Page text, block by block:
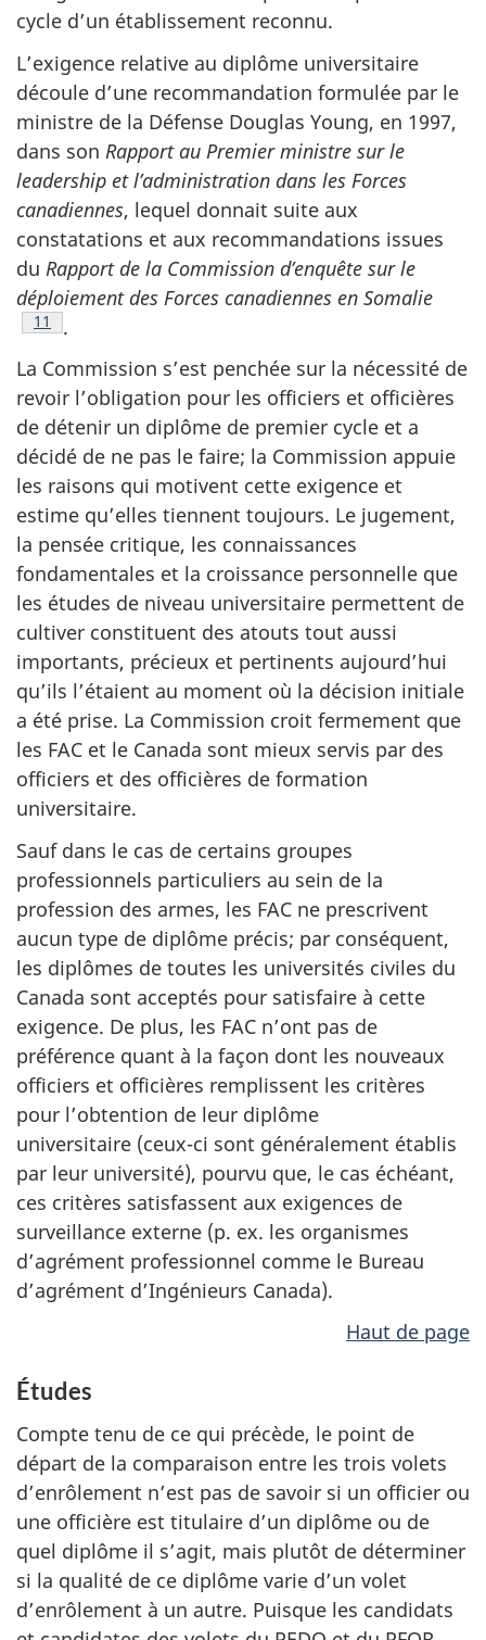
cycle d’un établissement reconnu.
L’exigence relative au diplôme universitaire
découle d’une recommandation formulée par le
ministre de la Défense Douglas Young, en 1997,
dans son Rapport au Premier ministre sur le
leadership et l’administration dans les Forces
canadiennes, lequel donnait suite aux
constatations et aux recommandations issues
du Rapport de la Commission d’enquête sur le
déploiement des Forces canadiennes en Somalie
Note de bas de page
11
.
La Commission s’est penchée sur la nécessité de
revoir l’obligation pour les officiers et officières
de détenir un diplôme de premier cycle et a
décidé de ne pas le faire; la Commission appuie
les raisons qui motivent cette exigence et
estime qu’elles tiennent toujours. Le jugement,
la pensée critique, les connaissances
fondamentales et la croissance personnelle que
les études de niveau universitaire permettent de
cultiver constituent des atouts tout aussi
importants, précieux et pertinents aujourd’hui
qu’ils l’étaient au moment où la décision initiale
a été prise. La Commission croit fermement que
les FAC et le Canada sont mieux servis par des
officiers et des officières de formation
universitaire.
Sauf dans le cas de certains groupes
professionnels particuliers au sein de la
profession des armes, les FAC ne prescrivent
aucun type de diplôme précis; par conséquent,
les diplômes de toutes les universités civiles du
Canada sont acceptés pour satisfaire à cette
exigence. De plus, les FAC n’ont pas de
préférence quant à la façon dont les nouveaux
officiers et officières remplissent les critères
pour l’obtention de leur diplôme
universitaire (ceux-ci sont généralement établis
par leur université), pourvu que, le cas échéant,
ces critères satisfassent aux exigences de
surveillance externe (p. ex. les organismes
d’agrément professionnel comme le Bureau
d’agrément d’Ingénieurs Canada).
Haut de page
Études
Compte tenu de ce qui précède, le point de
départ de la comparaison entre les trois volets
d’enrôlement n’est pas de savoir si un officier ou
une officière est titulaire d’un diplôme ou de
quel diplôme il s’agit, mais plutôt de déterminer
si la qualité de ce diplôme varie d’un volet
d’enrôlement à un autre. Puisque les candidats